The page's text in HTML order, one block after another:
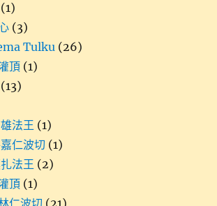
(1)
(3)
Tulku (26)
頂 (1)
(13)
法王 (1)
仁波切 (1)
法王 (2)
頂 (1)